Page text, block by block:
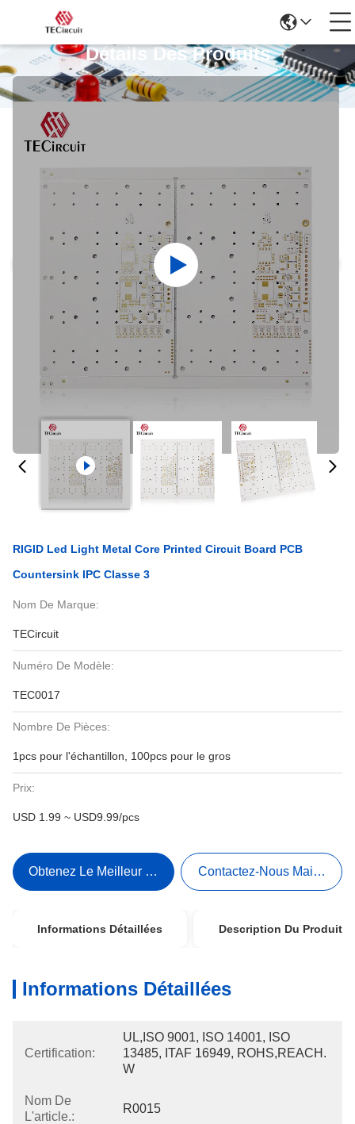
Détails Des Produits
RIGID Led Light Metal Core Printed Circuit Board PCB
Countersink IPC Classe 3
Nom De Marque:
TECircuit
Numéro De Modèle:
TEC0017
Nombre De Pièces:
1pcs pour l'échantillon, 100pcs pour le gros
Prix:
USD 1.99 ~ USD9.99/pcs
Obtenez Le Meilleur Prix Contactez-Nous Maintenant
Informations Détaillées Description Du Produit
Informations Détaillées
Certification:
UL,ISO 9001, ISO 14001, ISO
13485, ITAF 16949, ROHS,REACH.
W
Nom De
L'article.:
R0015